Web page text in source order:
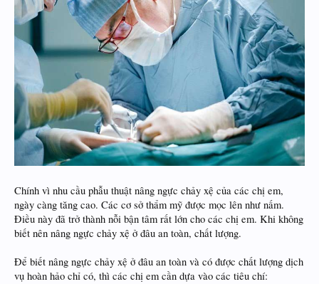
Chính vì nhu cầu phẫu thuật nâng ngực chảy xệ của các chị em,
ngày càng tăng cao. Các cơ sở thẩm mỹ được mọc lên như nấm.
Điều này đã trở thành nỗi bận tâm rất lớn cho các chị em. Khi không
biết nên nâng ngực chảy xệ ở đâu an toàn, chất lượng.
Để biết nâng ngực chảy xệ ở đâu an toàn và có được chất lượng dịch
vụ hoàn hảo chỉ có, thì các chị em cần dựa vào các tiêu chí: